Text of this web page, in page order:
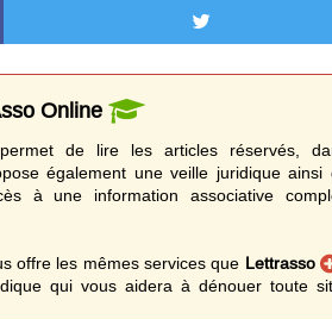
Online
de lire les articles réservés,
également une veille juridique ainsi
à une information associative
offre les mêmes services que Lettrasso
qui vous aidera à dénouer toute